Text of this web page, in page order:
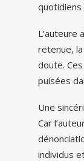
quotidiens
L’auteure
retenue,
doute.
puisées
Une
Car
individus